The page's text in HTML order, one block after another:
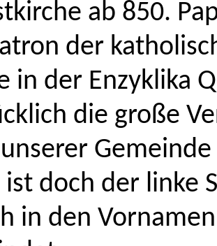
ab 850.
der
in der Enzyklika
die große
doch der linke
in den